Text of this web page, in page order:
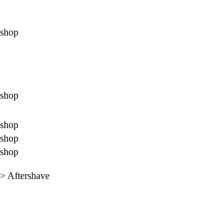
Aftershave